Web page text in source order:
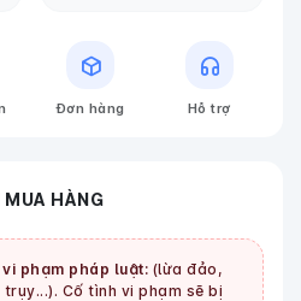
Đơn hàng Hỗ trợ
HÀNG
phạm pháp luật: (lừa đảo,
Cố tình vi phạm sẽ bị